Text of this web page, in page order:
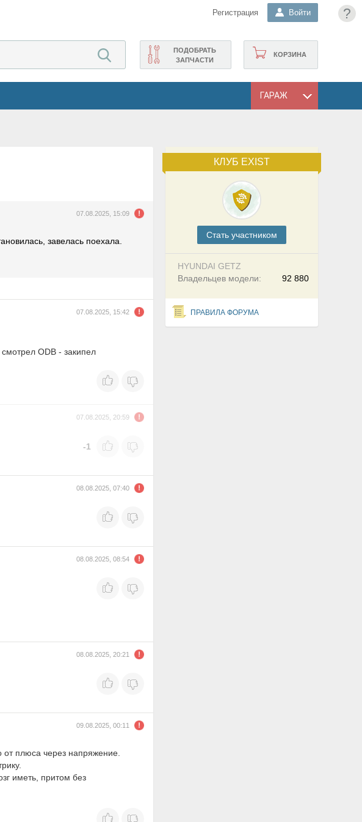
?
Регистрация Войти
КОРЗИНА
ПОДОБРАТЬ
ЗАПЧАСТИ
ГАРАЖ
КЛУБ EXIST
Cтать участником
HYUNDAI GETZ
92 880
Владельцев модели:
ПРАВИЛА ФОРУМА
07.08.2025, 15:09
завелась поехала.
07.08.2025, 15:42
ODB - закипел
07.08.2025, 20:59
-1
08.08.2025, 07:40
08.08.2025, 08:54
08.08.2025, 20:21
09.08.2025, 00:11
плюса через напряжение.
иметь, притом без